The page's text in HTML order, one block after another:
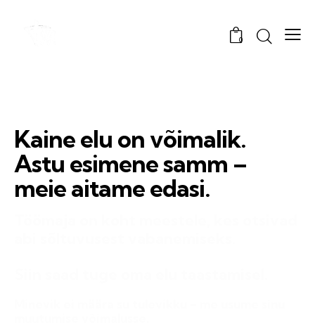
0
Kaine elu on võimalik.
Astu esimene samm –
meie aitame edasi.